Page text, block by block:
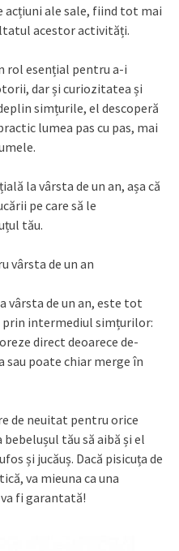
acțiuni ale sale, fiind tot mai
acestor activități.
rol esențial pentru a-i
dar și curiozitatea și
simțurile, el descoperă
lumea pas cu pas, mai
la vârsta de un an, așa că
pe care să le
tău.
vârsta de un an
vârsta de un an, este tot
prin intermediul simțurilor:
direct deoarece de-
sau poate chiar merge în
de neuitat pentru orice
tău să aibă și el
și jucăuș. Dacă pisicuța de
va mieuna ca una
fi garantată!